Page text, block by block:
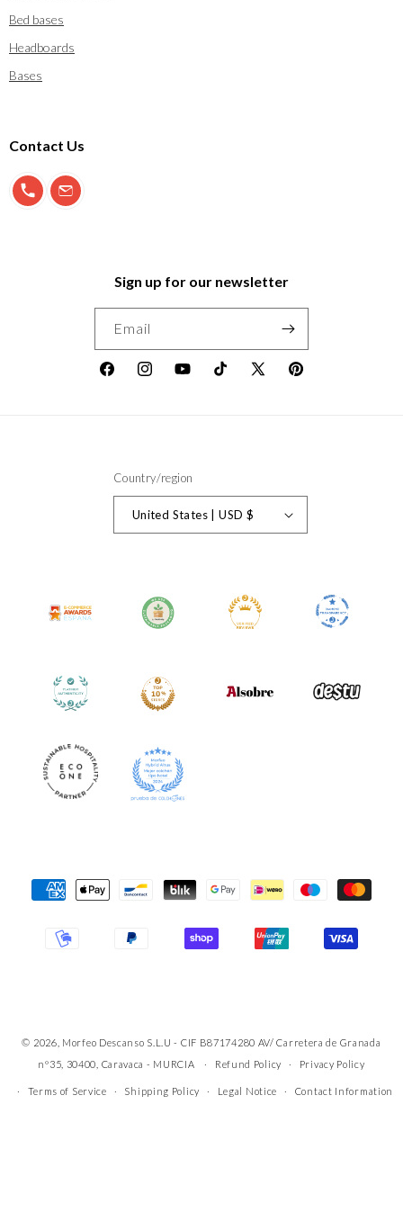
Bed bases
Headboards
Bases
Contact Us
900 897 123info@morfeo.com
Sign up for our newsletter
Email
FacebookInstagramYouTubeTikTok
X
Pinterest
Country/region
United States | USD $
© 2026, Morfeo Descanso S.L.U - CIF B87174280 AV/ Carretera de Granada
nº35, 30400, Caravaca - MURCIA
Refund Policy Privacy Policy
Terms of Service Shipping Policy Legal Notice Contact Information